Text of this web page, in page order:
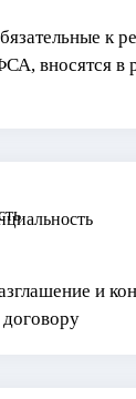
к
вносятся в
и